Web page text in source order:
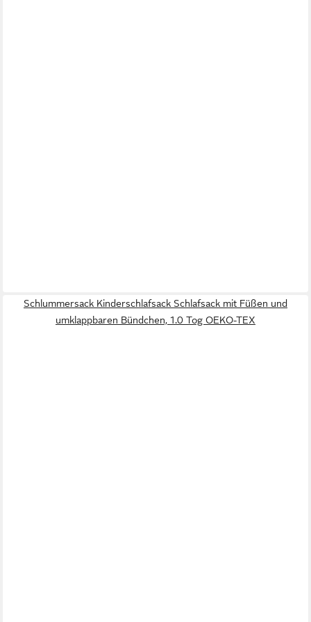
Schlummersack Kinderschlafsack Schlafsack mit Füßen und
umklappbaren Bündchen, 1.0 Tog OEKO-TEX